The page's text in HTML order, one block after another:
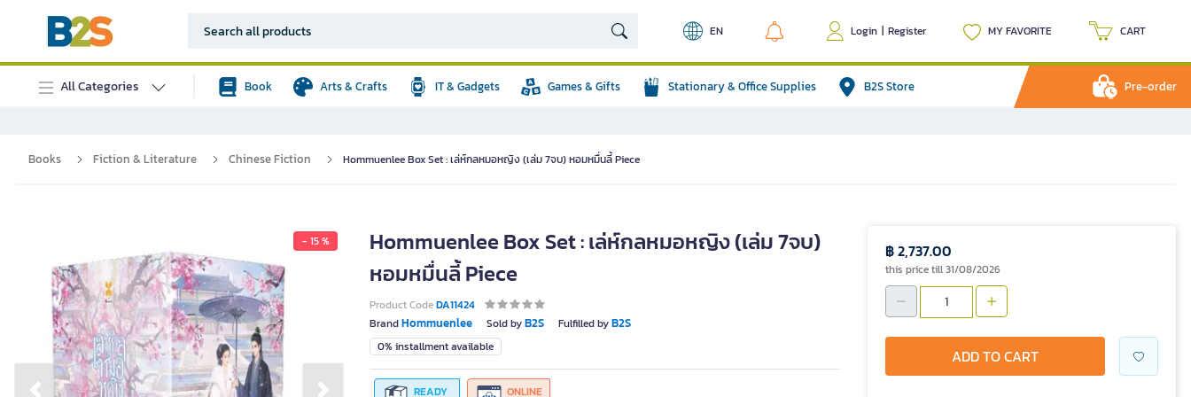
EN Login | Register MY FAVORITE CART
All Categories Book Arts & Crafts IT & Gadgets Games & Gifts Stationary & Office Supplies B2S Store Pre-order
Books Fiction & Literature Chinese Fiction Hommuenlee Box Set : เล่ห์กลหมอหญิง (เล่ม 7จบ) หอมหมื่นลี้ Piece
- 15 %
Hommuenlee Box Set : เล่ห์กลหมอหญิง (เล่ม 7จบ)
หอมหมื่นลี้ Piece
Product CodeDA11424
BrandHommuenlee Sold byB2S Fulfilled byB2S
0% installment available
READY ONLINE
฿ 2,737.00
this price till 31/08/2026
ADD TO CART